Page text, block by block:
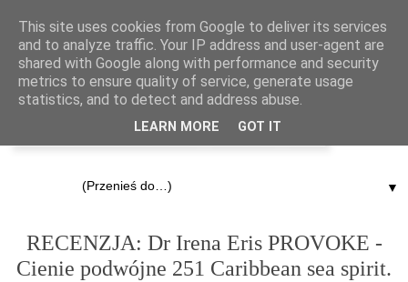
▼
RECENZJA: Dr Irena Eris PROVOKE -
Cienie podwójne 251 Caribbean sea spirit.
This site uses cookies from Google to deliver its services
and to analyze traffic. Your IP address and user-agent are
shared with Google along with performance and security
metrics to ensure quality of service, generate usage
statistics, and to detect and address abuse.
LEARN MORE GOT IT